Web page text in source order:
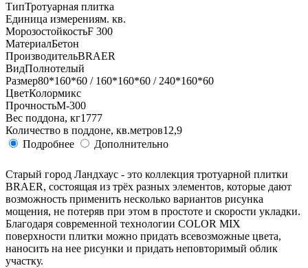
ТипТротуарная плитка
Единица измерениям. кв.
МорозостойкостьF 300
МатериалБетон
ПроизводительBRAER
ВидПолнотелый
Размер80*160*60 / 160*160*60 / 240*160*60
ЦветКолормикс
ПрочностьМ-300
Вес поддона, кг1777
Количество в поддоне, кв.метров12,9
Подробнее
Дополнительно
Старый город Ландхаус - это коллекция тротуарной плитки
BRAER, состоящая из трёх разных элементов, которые дают
возможность применить несколько вариантов рисунка
мощения, не потеряв при этом в простоте и скорости укладки.
Благодаря современной технологии COLOR MIX
поверхности плитки можно придать всевозможные цвета,
наносить на нее рисунки и придать неповторимый облик
участку.